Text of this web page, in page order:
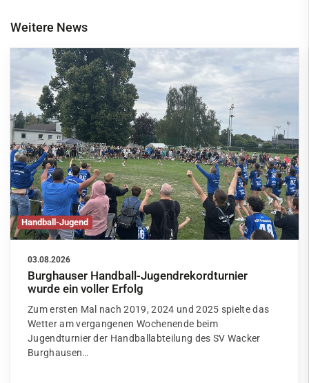
Weitere News
Handball-Jugend
03.08.2026
Burghauser Handball-Jugendrekordturnier
wurde ein voller Erfolg
Zum ersten Mal nach 2019, 2024 und 2025 spielte das
Wetter am vergangenen Wochenende beim
Jugendturnier der Handballabteilung des SV Wacker
Burghausen…